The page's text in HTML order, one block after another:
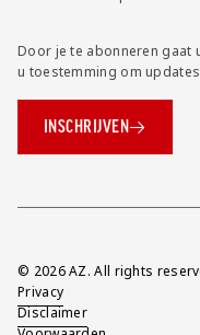
Door je te abonneren gaat
u toestemming om
INSCHRIJVEN
Overig
© 2026 AZ. All rights
Privacy
Disclaimer